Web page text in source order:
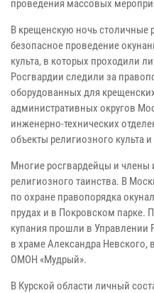
проведения массовых
В крещенскую ночь столичные
безопасное проведение
культа, в которых проходили
Росгвардии следили за
оборудованных для
административных округов
инженерно-технических
объекты религиозного культа
Многие росгвардейцы и члены
религиозного таинства. В
по охране правопорядка
прудах и в Покровском парке.
купания прошли в Управлении
в храме Александра Невского,
ОМОН «Мудрый».
В Курской области личный